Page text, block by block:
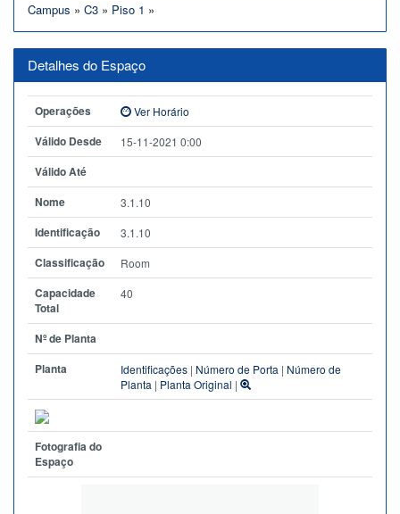
Campus » C3 » Piso 1 »
Detalhes do Espaço
Operações Ver Horário
Válido Desde 15-11-2021 0:00
Válido Até
Nome
3.1.10
Identificação 3.1.10
Classificação Room
Capacidade
Total
40
Nº de Planta
Planta
Identificações | Número de Porta | Número de
Planta | Planta Original |
Fotografia do
Espaço